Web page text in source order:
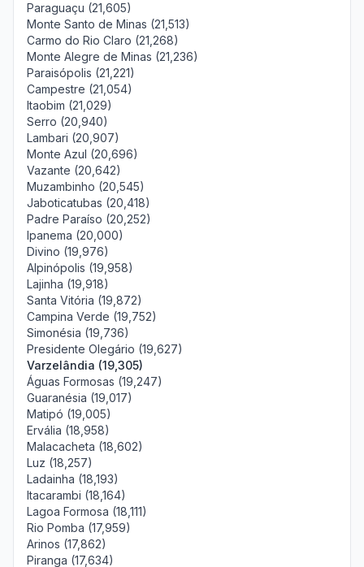
Paraguaçu (21,605)
Monte Santo de Minas (21,513)
Carmo do Rio Claro (21,268)
Monte Alegre de Minas (21,236)
Paraisópolis (21,221)
Campestre (21,054)
Itaobim (21,029)
Serro (20,940)
Lambari (20,907)
Monte Azul (20,696)
Vazante (20,642)
Muzambinho (20,545)
Jaboticatubas (20,418)
Padre Paraíso (20,252)
Ipanema (20,000)
Divino (19,976)
Alpinópolis (19,958)
Lajinha (19,918)
Santa Vitória (19,872)
Campina Verde (19,752)
Simonésia (19,736)
Presidente Olegário (19,627)
Varzelândia (19,305)
Águas Formosas (19,247)
Guaranésia (19,017)
Matipó (19,005)
Ervália (18,958)
Malacacheta (18,602)
Luz (18,257)
Ladainha (18,193)
Itacarambi (18,164)
Lagoa Formosa (18,111)
Rio Pomba (17,959)
Arinos (17,862)
Piranga (17,634)